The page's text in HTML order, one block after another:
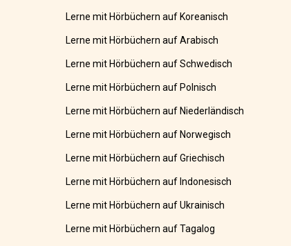
Lerne mit Hörbüchern auf Koreanisch
Lerne mit Hörbüchern auf Arabisch
Lerne mit Hörbüchern auf Schwedisch
Lerne mit Hörbüchern auf Polnisch
Lerne mit Hörbüchern auf Niederländisch
Lerne mit Hörbüchern auf Norwegisch
Lerne mit Hörbüchern auf Griechisch
Lerne mit Hörbüchern auf Indonesisch
Lerne mit Hörbüchern auf Ukrainisch
Lerne mit Hörbüchern auf Tagalog